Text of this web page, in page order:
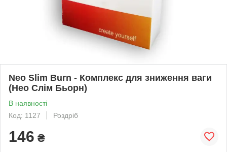
Neo Slim Burn - Комплекс для зниження ваги
(Нео Слім Бьорн)
В наявності
Код: 1127
Роздріб
146 ₴